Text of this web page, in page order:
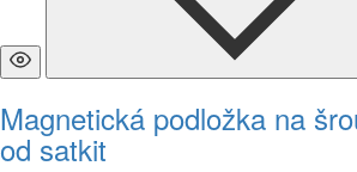
Magnetická podložka na
od satkit